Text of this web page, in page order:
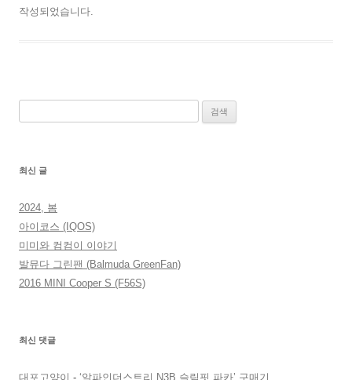
작성되었습니다.
최신 글
2024, 봄
아이코스 (IQOS)
미미와 컴컴이 이야기
발뮤다 그린팬 (Balmuda GreenFan)
2016 MINI Cooper S (F56S)
최신 댓글
대포고양이 - ‘알파인더스트리 N3B 슬림핏 파카’ 구매기